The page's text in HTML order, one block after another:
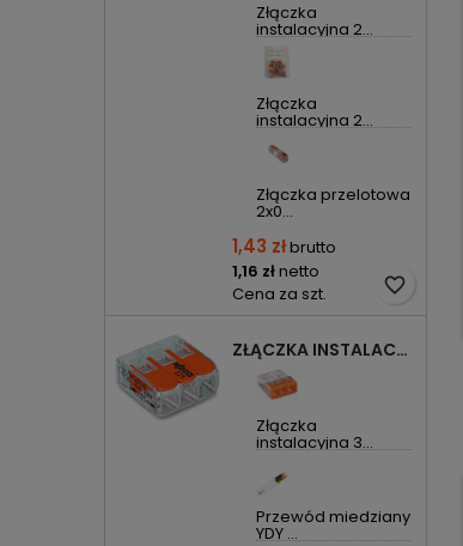
Złączka
instalacyjna 2...
Złączka
instalacyjna 2...
Złączka przelotowa
2x0...
1,43 złbrutto
1,16 złnetto
Cena za szt.
favorite_border
ZŁĄCZKA INSTALACYJNA 3X UNIWERSALNA COMPACT 221-413 WAGO
Złączka
instalacyjna 3...
Przewód miedziany
YDY ...